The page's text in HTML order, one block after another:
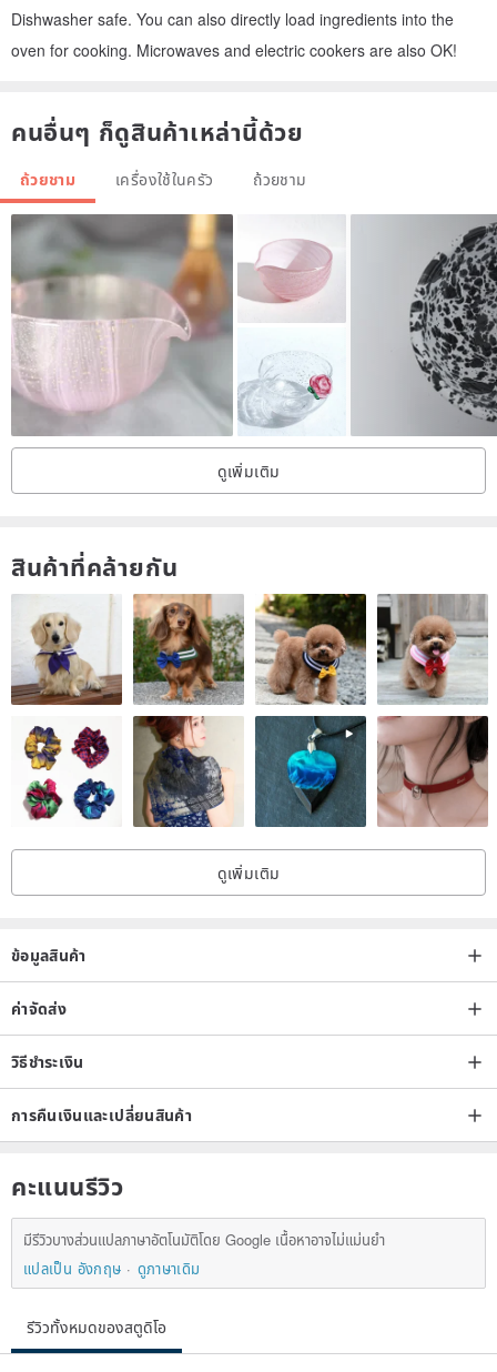
Dishwasher safe. You can also directly load ingredients into the
oven for cooking. Microwaves and electric cookers are also OK!
คนอื่นๆ ก็ดูสินค้าเหล่านี้ด้วย
ถ้วยชาม เครื่องใช้ในครัว ถ้วยชาม
ดูเพิ่มเติม
สินค้าที่คล้ายกัน
ดูเพิ่มเติม
ข้อมูลสินค้า
ค่าจัดส่ง
วิธีชำระเงิน
การคืนเงินและเปลี่ยนสินค้า
คะแนนรีวิว
มีรีวิวบางส่วนแปลภาษาอัตโนมัติโดย Google เนื้อหาอาจไม่แม่นยำ
แปลเป็น อังกฤษ
ดูภาษาเดิม
รีวิวทั้งหมดของสตูดิโอ